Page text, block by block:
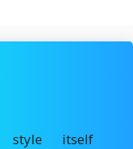
itself